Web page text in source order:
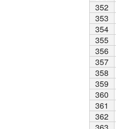
352
353
354
355
356
357
358
359
360
361
362
352
353
354
355
356
357
358
359
360
361
362